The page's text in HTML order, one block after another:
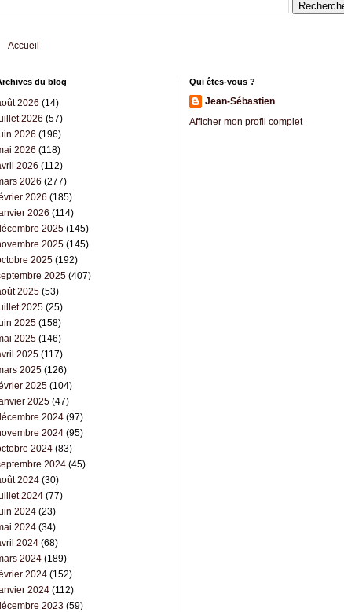
Accueil
du blog
2026 (14)
2026 (57)
2026 (196)
2026 (118)
2026 (112)
2026 (277)
2026 (185)
2026 (114)
2025(145)
2025(145)
2025(192)
2025(407)
2025(53)
2025(25)
2025(158)
2025(146)
2025(117)
2025(126)
2025(104)
2025(47)
2024(97)
2024(95)
2024(83)
2024(45)
2024(30)
2024(77)
2024(23)
2024(34)
2024(68)
2024(189)
2024(152)
2024(112)
2023(59)
Qui êtes-vous ?
Jean-Sébastien
Afficher mon profil complet